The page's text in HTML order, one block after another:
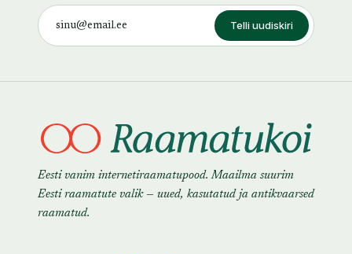
Telli uudiskiri
Eesti vanim internetiraamatupood. Maailma suurim
Eesti raamatute valik — uued, kasutatud ja antikvaarsed
raamatud.